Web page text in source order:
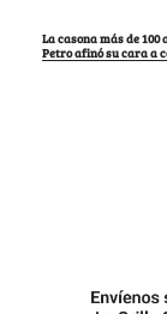
La casona más de
Petro afinó su cara a